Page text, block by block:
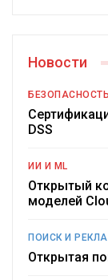
Новости
БЕЗОПАСНОСТЬ
DSS
ИИ И ML
Открытый
моделей
ПОИСК И
Открытая